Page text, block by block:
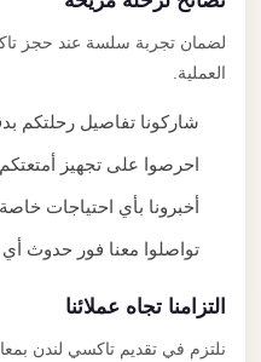
لضمان تجربة سلسة عند حجز
العملية.
شاركونا تفاصيل رحلتكم
احرصوا على تجهيز أمتعتكم
أخبرونا بأي احتياجات خاصة
تواصلوا معنا فور حدوث أي
التزامنا تجاه عملائنا
نلتزم في تقديم تاكسي لندن